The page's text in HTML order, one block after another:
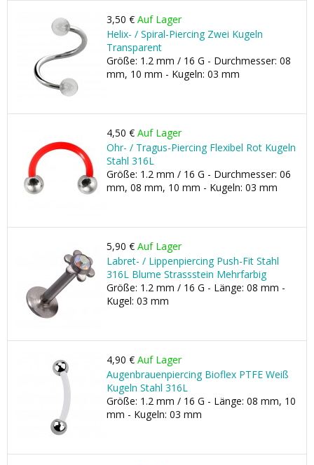
3,50 € Auf Lager
Helix- / Spiral-Piercing Zwei Kugeln
Transparent
Größe: 1.2 mm / 16 G - Durchmesser: 08
mm, 10 mm - Kugeln: 03 mm
4,50 € Auf Lager
Ohr- / Tragus-Piercing Flexibel Rot Kugeln
Stahl 316L
Größe: 1.2 mm / 16 G - Durchmesser: 06
mm, 08 mm, 10 mm - Kugeln: 03 mm
5,90 € Auf Lager
Labret- / Lippenpiercing Push-Fit Stahl
316L Blume Strassstein Mehrfarbig
Größe: 1.2 mm / 16 G - Länge: 08 mm -
Kugel: 03 mm
4,90 € Auf Lager
Augenbrauenpiercing Bioflex PTFE Weiß
Kugeln Stahl 316L
Größe: 1.2 mm / 16 G - Länge: 08 mm, 10
mm - Kugeln: 03 mm